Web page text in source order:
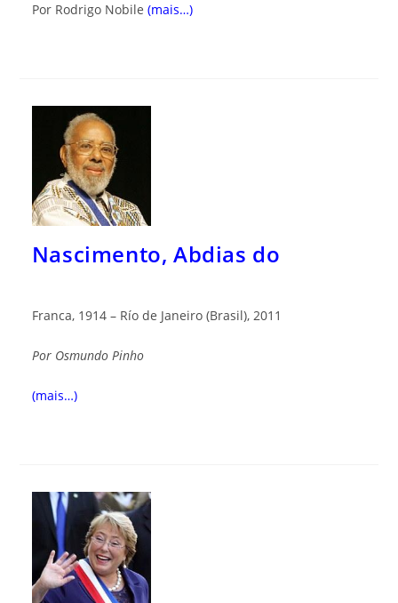
Por Rodrigo Nobile (mais…)
Nascimento, Abdias do
Franca, 1914 – Río de Janeiro (Brasil), 2011
Por Osmundo Pinho
(mais…)